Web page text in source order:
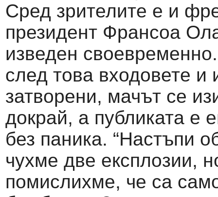
Сред зрителите е и
президент Франсоа
изведен
след това входовете и
затворени, мачът се
докрай, а публиката е
без паника. “Настъпи
чухме две експлозии,
помислихме, че са